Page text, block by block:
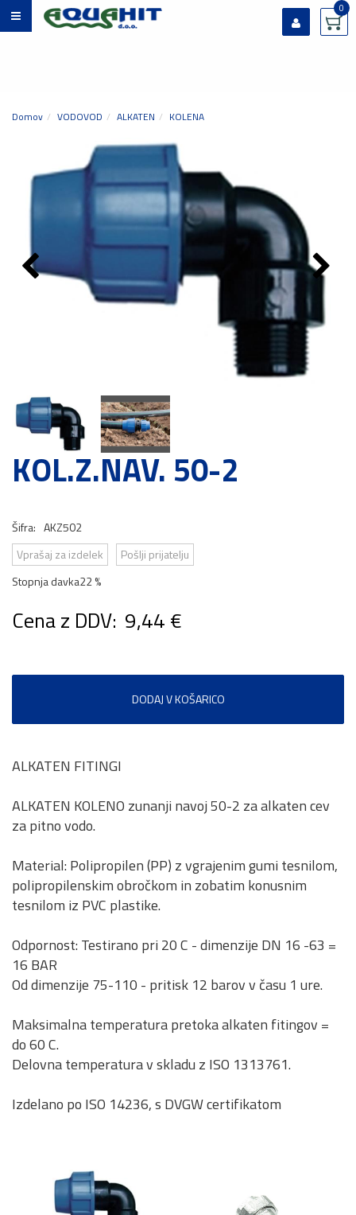
0
Domov VODOVOD ALKATEN KOLENA
KOL.Z.NAV. 50-2
Šifra: AKZ502
Vprašaj za izdelek
Pošlji prijatelju
Stopnja davka22 %
Cena z DDV: 9,44 €
DODAJ V KOŠARICO
ALKATEN FITINGI
ALKATEN KOLENO zunanji navoj 50-2 za alkaten cev
za pitno vodo.
Material: Polipropilen (PP) z vgrajenim gumi tesnilom,
polipropilenskim obročkom in zobatim konusnim
tesnilom iz PVC plastike.
Odpornost: Testirano pri 20 C - dimenzije DN 16 -63 =
16 BAR
Od dimenzije 75-110 - pritisk 12 barov v času 1 ure.
Maksimalna temperatura pretoka alkaten fitingov =
do 60 C.
Delovna temperatura v skladu z ISO 1313761.
Izdelano po ISO 14236, s DVGW certifikatom